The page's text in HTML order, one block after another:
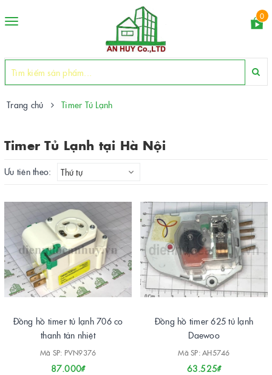
Toggle
0
Trang chủ Timer Tủ Lạnh
Timer Tủ Lạnh tại Hà Nội
Ưu tiên theo: Thứ tự
Đồng hồ timer tủ lạnh 706 co
thanh tản nhiệt
Mã SP: PVN9376
87.000₫
Đồng hồ timer 625 tủ lạnh
Daewoo
Mã SP: AH5746
63.525₫